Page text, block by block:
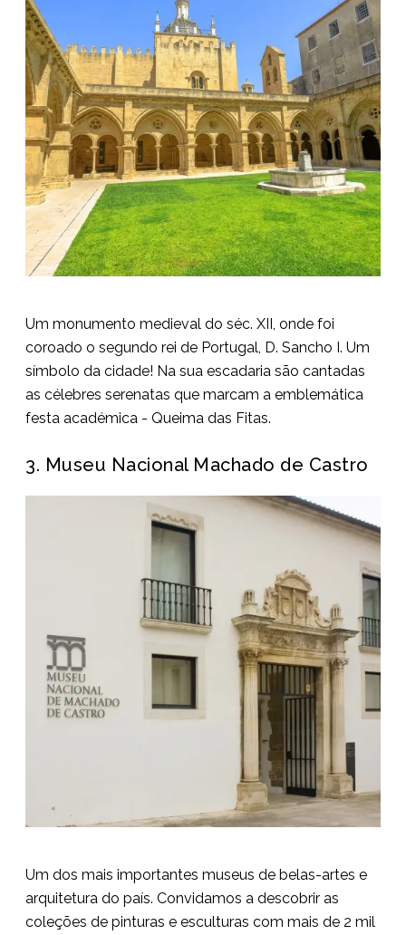
Um monumento medieval do séc. XII, onde foi
coroado o segundo rei de Portugal, D. Sancho I. Um
símbolo da cidade! Na sua escadaria são cantadas
as célebres serenatas que marcam a emblemática
festa académica - Queima das Fitas.
3. Museu Nacional Machado de Castro
Um dos mais importantes museus de belas-artes e
arquitetura do país. Convidamos a descobrir as
coleções de pinturas e esculturas com mais de 2 mil